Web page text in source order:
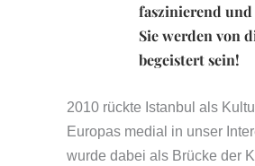
faszinierend
Sie werden von
begeistert sein!
2010 rückte Istanbul als
Europas medial in unser
wurde dabei als Brücke der